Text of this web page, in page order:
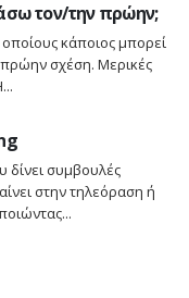
τον/την πρώην;
κάποιος μπορεί
σχέση. Μερικές
συμβουλές
στην τηλεόραση ή